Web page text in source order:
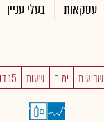
עסקאות בעלי עניין
שבועות ימים שעות 15 דקות